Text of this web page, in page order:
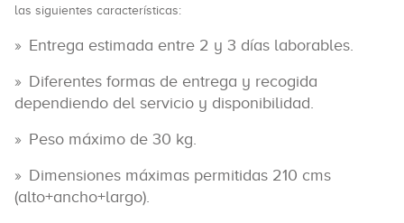
las siguientes características:
Entrega estimada entre 2 y 3 días laborables.
Diferentes formas de entrega y recogida
dependiendo del servicio y disponibilidad.
Peso máximo de 30 kg.
Dimensiones máximas permitidas 210 cms
(alto+ancho+largo).